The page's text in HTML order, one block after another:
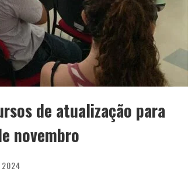
de atualização para
novembro